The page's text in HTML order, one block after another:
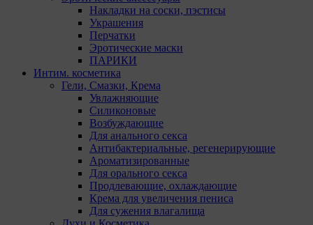
Накладки на соски, пэстисы
Украшения
Перчатки
Эротические маски
ПАРИКИ
Интим. косметика
Гели, Смазки, Крема
Увлажняющие
Силиконовые
Возбуждающие
Для анального секса
Антибактериальные, регенерирующие
Ароматизированные
Для орального секса
Продлевающие, охлаждающие
Крема для увеличения пениса
Для сужения влагалища